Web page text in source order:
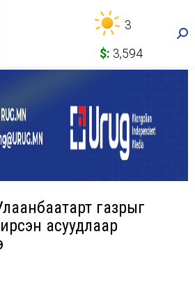
3
$: 3,594
газрыг
асуудлаар